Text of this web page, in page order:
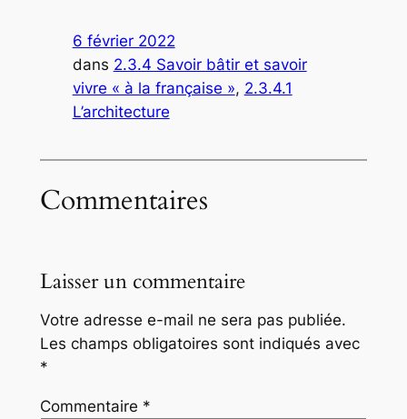
6 février 2022
dans 2.3.4 Savoir bâtir et savoir
vivre « à la française », 2.3.4.1
L’architecture
Commentaires
Laisser un commentaire
Votre adresse e-mail ne sera pas publiée.
Les champs obligatoires sont indiqués avec
*
Commentaire *